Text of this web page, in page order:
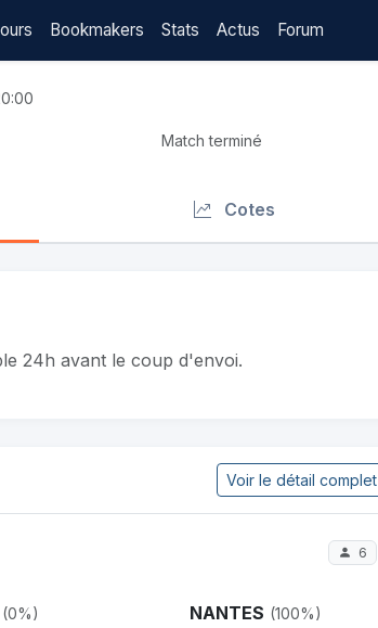
Bookmakers Stats Actus Forum
Match terminé
Cotes
24h avant le coup d'envoi.
Voir le détail complet
6
(0%) NANTES (100%)